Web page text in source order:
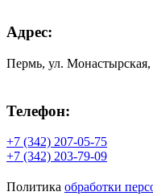
Адрес:
Пермь, ул. Монастырская,
Телефон:
+7 (342) 207-05-75
+7 (342) 203-79-09
Политика обработки